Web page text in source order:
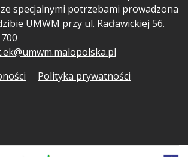
specjalnymi potrzebami prowadzona
UMWM przy ul. Racławickiej 56.
Polityka prywatności